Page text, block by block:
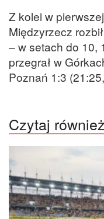
Z kolei w
Międzyrzecz
– w setach do 10,
przegrał w
Poznań 1:3
Czytaj również